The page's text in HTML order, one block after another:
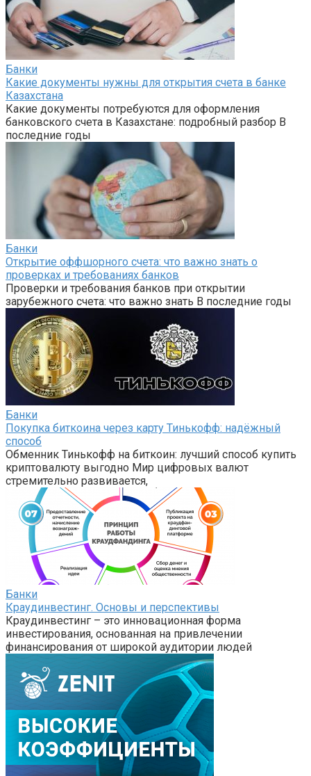
Банки
Какие документы нужны для открытия счета в банке
Казахстана
Какие документы потребуются для оформления
банковского счета в Казахстане: подробный разбор В
последние годы
Банки
Открытие оффшорного счета: что важно знать о
проверках и требованиях банков
Проверки и требования банков при открытии
зарубежного счета: что важно знать В последние годы
Банки
Покупка биткоина через карту Тинькофф: надёжный
способ
Обменник Тинькофф на биткоин: лучший способ купить
криптовалюту выгодно Мир цифровых валют
стремительно развивается,
Банки
Краудинвестинг. Основы и перспективы
Краудинвестинг – это инновационная форма
инвестирования, основанная на привлечении
финансирования от широкой аудитории людей